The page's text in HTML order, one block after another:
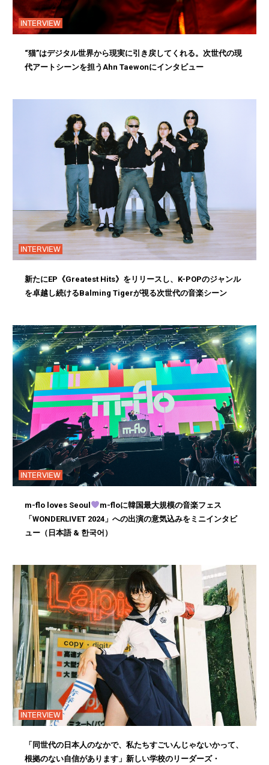
INTERVIEW
“猫”はデジタル世界から現実に引き戻してくれる。次世代の現
代アートシーンを担うAhn Taewonにインタビュー
INTERVIEW
新たにEP《Greatest Hits》をリリースし、K-POPのジャンル
を卓越し続けるBalming Tigerが視る次世代の音楽シーン
INTERVIEW
m-flo loves Seoul
m-floに韓国最大規模の音楽フェス
「WONDERLIVET 2024」への出演の意気込みをミニインタビ
ュー（日本語 & 한국어）
INTERVIEW
「同世代の日本人のなかで、私たちすごいんじゃないかって、
根拠のない自信があります」新しい学校のリーダーズ・